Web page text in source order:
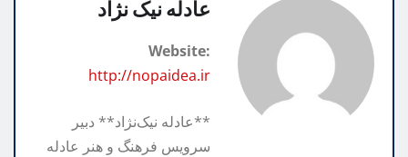
mn
k
r
e
عادله نیک نژاد
Website:
http://nopaidea.ir
**عادله نیک‌نژاد** دبیر
سرویس فرهنگ و هنر عادله